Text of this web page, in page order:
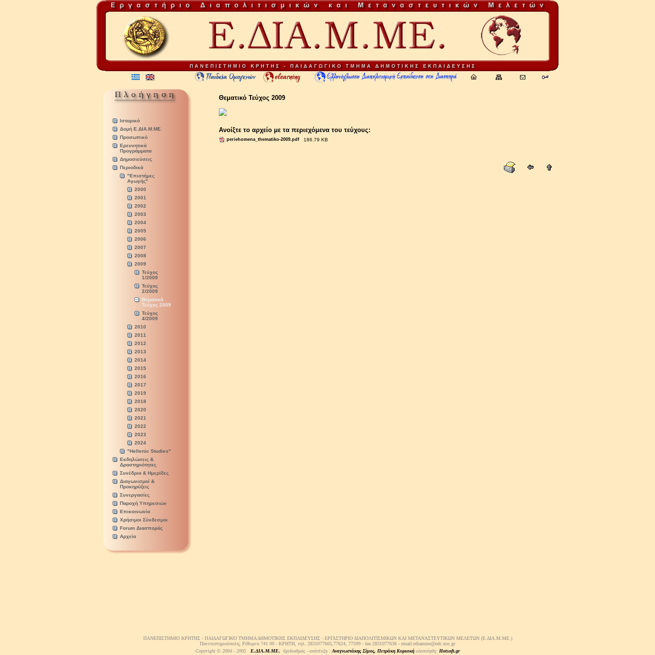
Ιστορικό
Δομή Ε.ΔΙΑ.Μ.ΜΕ.
Προσωπικό
Ερευνητικά
Προγράμματα
Δημοσιεύσεις
Περιοδικά
"Επιστήμες
Αγωγής"
2000
2001
2002
2003
2004
2005
2006
2007
2008
2009
Τεύχος
1/2009
Τεύχος
2/2009
Θεματικό
Τεύχος 2009
Τεύχος
4/2009
2010
2011
2012
2013
2014
2015
2016
2017
2019
2018
2020
2021
2022
2023
2024
"Hellenic Studies"
Εκδηλώσεις &
Δραστηριότητες
Συνέδρια & Ημερίδες
Διαγωνισμοί &
Προκηρύξεις
Συνεργασίες
Παροχή Υπηρεσιών
Επικοινωνία
Χρήσιμοι Σύνδεσμοι
Forum Διασποράς
Αρχεία
Θεματικό Τεύχος 2009
Ανοίξτε το αρχείο με τα περιεχόμενα του τεύχους:
periehomena_thematiko-2009.pdf 186.79 KB
ΠΑΝΕΠΙΣΤΗΜΙΟ ΚΡΗΤΗΣ - ΠΑΙΔΑΓΩΓΙΚΌ ΤΜΗΜΑ ΔΗΜΟΤΙΚΗΣ ΕΚΠΑΙΔΕΥΣΗΣ - ΕΡΓΑΣΤΗΡΙΟ ΔΙΑΠΟΛΙΤΙΣΜΙΚΩΝ ΚΑΙ ΜΕΤΑΝΑΣΤΕΥΤΙΚΩΝ ΜΕΛΕΤΩΝ (Ε.ΔΙΑ.Μ.ΜΕ.)
Πανεπιστημιούπολη, Ρέθυμνο 741 00 - ΚΡΗΤΗ, τηλ. 2831077605,77624, 77599 - fax:2831077636 - email:ediamme@edc.uoc.gr
Copyright © 2004 - 2005
Ε.ΔΙΑ.Μ.ΜΕ. σχεδιασμός - ανάπτυξη : Αναγνωστάκης Σίμος, Πετράκη Κυριακήυλοποίηση: Hotsoft.gr